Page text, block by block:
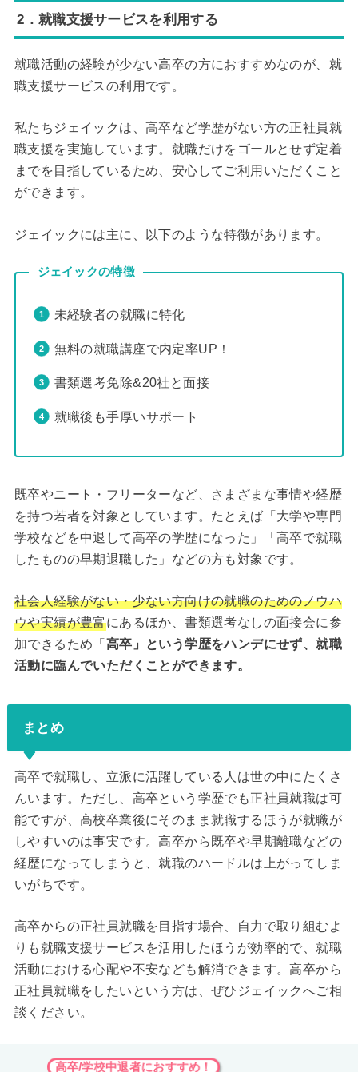
2．就職支援サービスを利用する
就職活動の経験が少ない高卒の方におすすめなのが、就
職支援サービスの利用です。
私たちジェイックは、高卒など学歴がない方の正社員就
職支援を実施しています。就職だけをゴールとせず定着
までを目指しているため、安心してご利用いただくこと
ができます。
ジェイックには主に、以下のような特徴があります。
ジェイックの特徴
未経験者の就職に特化
無料の就職講座で内定率UP！
書類選考免除&20社と面接
就職後も手厚いサポート
既卒やニート・フリーターなど、さまざまな事情や経歴
を持つ若者を対象としています。たとえば「大学や専門
学校などを中退して高卒の学歴になった」「高卒で就職
したものの早期退職した」などの方も対象です。
社会人経験がない・少ない方向けの就職のためのノウハ
ウや実績が豊富にあるほか、書類選考なしの面接会に参
加できるため「 高卒」という学歴をハンデにせず、就職
活動に臨んでいただくことができます。
まとめ
高卒で就職し、立派に活躍している人は世の中にたくさ
んいます。ただし、高卒という学歴でも正社員就職は可
能ですが、高校卒業後にそのまま就職するほうが就職が
しやすいのは事実です。高卒から既卒や早期離職などの
経歴になってしまうと、就職のハードルは上がってしま
いがちです。
高卒からの正社員就職を目指す場合、自力で取り組むよ
りも就職支援サービスを活用したほうが効率的で、就職
活動における心配や不安なども解消できます。高卒から
正社員就職をしたいという方は、ぜひジェイックへご相
談ください。
高卒/学校中退者におすすめ！